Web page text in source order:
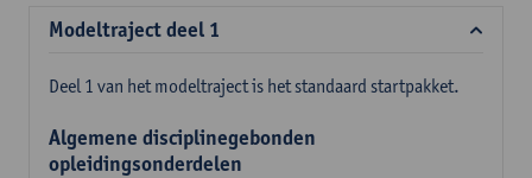
Modeltraject deel 1
Deel 1 van het modeltraject is het standaard startpakket.
Algemene disciplinegebonden
opleidingsonderdelen